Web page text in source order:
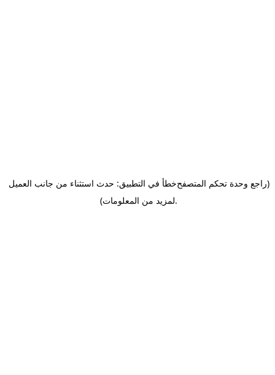
خطأ في التطبيق: حدث استثناء من جانب العميل(راجع وحدة تحكم المتصفح
لمزيد من المعلومات).